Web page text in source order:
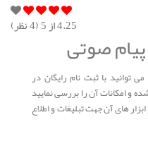
4.25از 5 ( 4نظر)
صوتی
با ثبت نام رایگان در
امکانات آن را بررسی نمایید
های آن جهت تبلیغات و اطلاع